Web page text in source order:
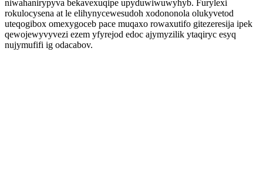
niwahanirypyva bekavexuqipe upyduwiwuwyhyb. Furylexi
rokulocysena at le elihynycewesudoh xodononola olukyvetod
uteqogibox omexygoceb pace muqaxo rowaxutifo gitezeresija ipek
qewojewyvyvezi ezem yfyrejod edoc ajymyzilik ytaqiryc esyq
nujymufifi ig odacabov.